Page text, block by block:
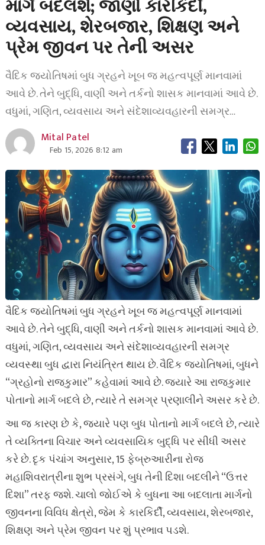
માર્ગ બદલશે; જાણો કારકિર્દી,
વ્યવસાય, શેરબજાર, શિક્ષણ અને
પ્રેમ જીવન પર તેની અસર
વૈદિક જ્યોતિષમાં બુધ ગ્રહને ખૂબ જ મહત્વપૂર્ણ માનવામાં
આવે છે. તેને બુદ્ધિ, વાણી અને તર્કનો શાસક માનવામાં આવે છે.
વધુમાં, ગણિત, વ્યવસાય અને સંદેશાવ્યવહારની સમગ્ર…
Mital Patel
Feb 15, 2026 8:12 am
વૈદિક જ્યોતિષમાં બુધ ગ્રહને ખૂબ જ મહત્વપૂર્ણ માનવામાં
આવે છે. તેને બુદ્ધિ, વાણી અને તર્કનો શાસક માનવામાં આવે છે.
વધુમાં, ગણિત, વ્યવસાય અને સંદેશાવ્યવહારની સમગ્ર
વ્યવસ્થા બુધ દ્વારા નિયંત્રિત થાય છે. વૈદિક જ્યોતિષમાં, બુધને
“ગ્રહોનો રાજકુમાર” કહેવામાં આવે છે. જ્યારે આ રાજકુમાર
પોતાનો માર્ગ બદલે છે, ત્યારે તે સમગ્ર પ્રણાલીને અસર કરે છે.
આ જ કારણ છે કે, જ્યારે પણ બુધ પોતાનો માર્ગ બદલે છે, ત્યારે
તે વ્યક્તિના વિચાર અને વ્યવસાયિક બુદ્ધિ પર સીધી અસર
કરે છે. દૃક પંચાંગ અનુસાર, 15 ફેબ્રુઆરીના રોજ
મહાશિવરાત્રીના શુભ પ્રસંગે, બુધ તેની દિશા બદલીને “ઉત્તર
દિશા” તરફ જશે. ચાલો જોઈએ કે બુધના આ બદલાતા માર્ગનો
જીવનના વિવિધ ક્ષેત્રો, જેમ કે કારકિર્દી, વ્યવસાય, શેરબજાર,
શિક્ષણ અને પ્રેમ જીવન પર શું પ્રભાવ પડશે.